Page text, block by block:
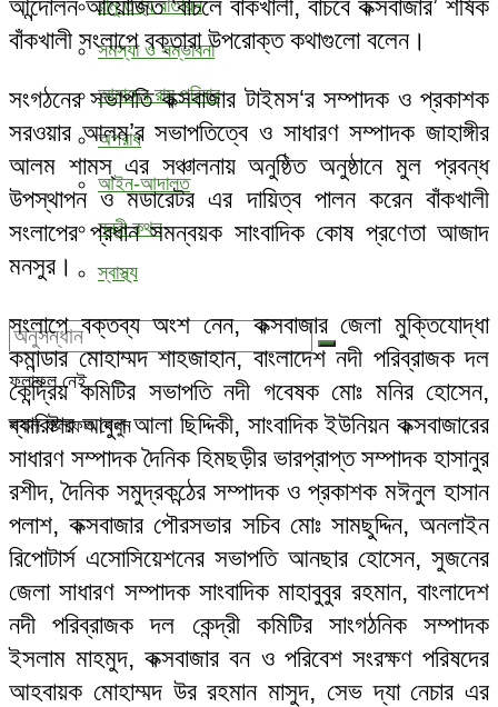
রামু তথ্য বাতায়ন
সমস্যা ও সম্ভাবনা
আমাদের রামু পরিবার
অপরাধ
আইন-আদালত
মন্ত্রী কথন
স্বাস্থ্য
ফলাফল নেই
সকল ফলাফল দেখুন
আন্দোলন আয়োজিত ‘বাঁচলে বাঁকখালী, বাঁচবে কক্সবাজার’ শীর্ষক
বাঁকখালী সংলাপে বক্তারা উপরোক্ত কথাগুলো বলেন।
সংগঠনের সভাপতি কক্সবাজার টাইমস‘র সম্পাদক ও প্রকাশক
সরওয়ার আলম’র সভাপতিত্বে ও সাধারণ সম্পাদক জাহাঙ্গীর
আলম শামস্ এর সঞ্চালনায় অনুষ্ঠিত অনুষ্ঠানে মুল প্রবন্ধ
উপস্থাপন ও মডারেটর এর দায়িত্ব পালন করেন বাঁকখালী
সংলাপের প্রধান সমন্বয়ক সাংবাদিক কোষ প্রণেতা আজাদ
মনসুর।
সংলাপে বক্তব্য অংশ নেন, কক্সবাজার জেলা মুক্তিযোদ্ধা
কমান্ডার মোহাম্মদ শাহজাহান, বাংলাদেশ নদী পরিব্রাজক দল
কেন্দ্রিয় কমিটির সভাপতি নদী গবেষক মোঃ মনির হোসেন,
ব্যারিষ্টার আবুল আলা ছিদ্দিকী, সাংবাদিক ইউনিয়ন কক্সবাজারের
সাধারণ সম্পাদক দৈনিক হিমছড়ীর ভারপ্রাপ্ত সম্পাদক হাসানুর
রশীদ, দৈনিক সমুদ্রকন্ঠের সম্পাদক ও প্রকাশক মঈনুল হাসান
পলাশ, কক্সবাজার পৌরসভার সচিব মোঃ সামছুদ্দিন, অনলাইন
রিপোটার্স এসোসিয়েশনের সভাপতি আনছার হোসেন, সুজনের
জেলা সাধারণ সম্পাদক সাংবাদিক মাহাবুবুর রহমান, বাংলাদেশ
নদী পরিব্রাজক দল কেন্দ্রী কমিটির সাংগঠনিক সম্পাদক
ইসলাম মাহমুদ, কক্সবাজার বন ও পরিবেশ সংরক্ষণ পরিষদের
আহবায়ক মোহাম্মদ উর রহমান মাসুদ, সেভ দ্যা নেচার এর